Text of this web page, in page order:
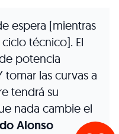
espera [mientras
técnico]. El
potencia
tomar las curvas a
tendrá su
nada cambie el
Alonso